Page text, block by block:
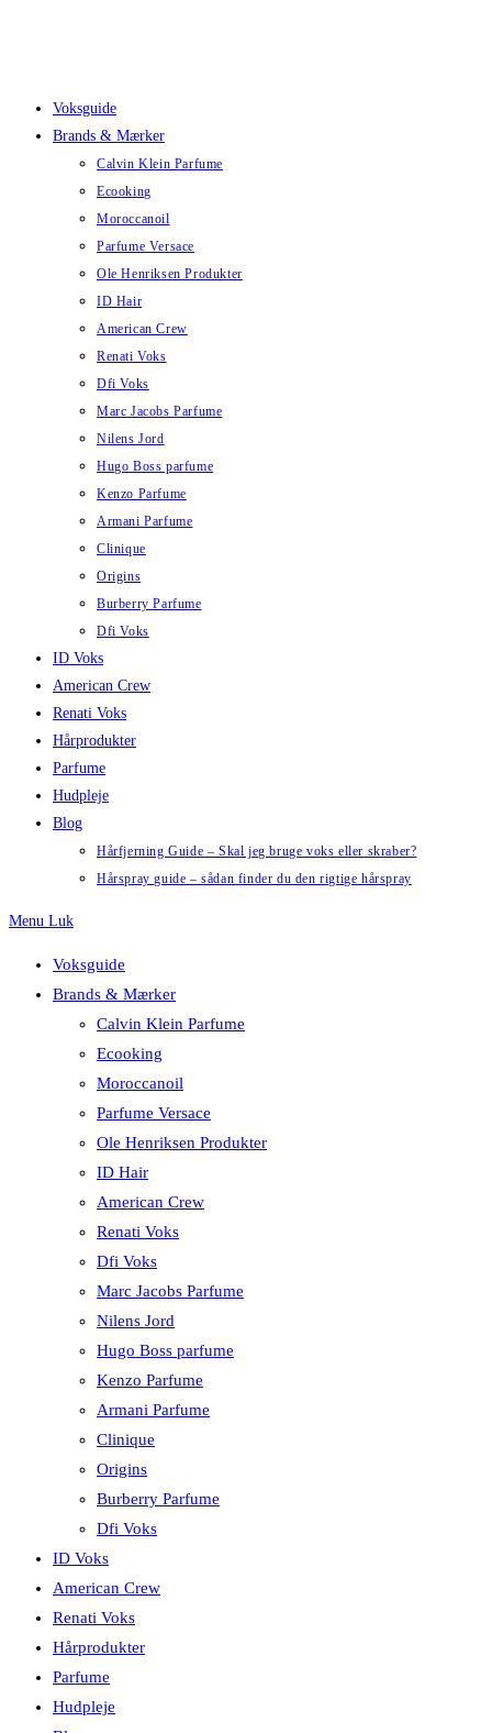
Voksguide
Brands & Mærker
Calvin Klein Parfume
Ecooking
Moroccanoil
Parfume Versace
Ole Henriksen Produkter
ID Hair
American Crew
Renati Voks
Dfi Voks
Marc Jacobs Parfume
Nilens Jord
Hugo Boss parfume
Kenzo Parfume
Armani Parfume
Clinique
Origins
Burberry Parfume
Dfi Voks
ID Voks
American Crew
Renati Voks
Hårprodukter
Parfume
Hudpleje
Blog
Hårfjerning Guide – Skal jeg bruge voks eller skraber?
Hårspray guide – sådan finder du den rigtige hårspray
Menu Luk
Voksguide
Brands & Mærker
Calvin Klein Parfume
Ecooking
Moroccanoil
Parfume Versace
Ole Henriksen Produkter
ID Hair
American Crew
Renati Voks
Dfi Voks
Marc Jacobs Parfume
Nilens Jord
Hugo Boss parfume
Kenzo Parfume
Armani Parfume
Clinique
Origins
Burberry Parfume
Dfi Voks
ID Voks
American Crew
Renati Voks
Hårprodukter
Parfume
Hudpleje